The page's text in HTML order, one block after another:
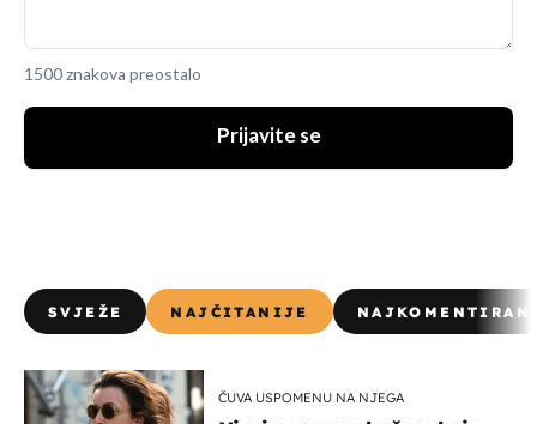
1500 znakova preostalo
Prijavite se
SVJEŽE NAJČITANIJE
ČUVA USPOMENU NA NJEGA